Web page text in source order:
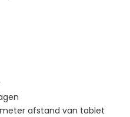
afstand van tablet